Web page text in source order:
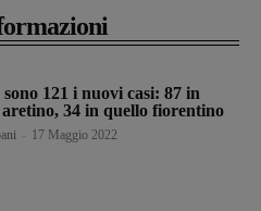
121 i nuovi casi: 87 in
34 in quello fiorentino
17 Maggio 2022